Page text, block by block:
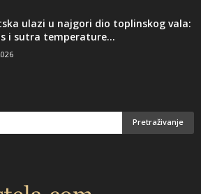
ulazi u najgori dio toplinskog vala:
i sutra temperature...